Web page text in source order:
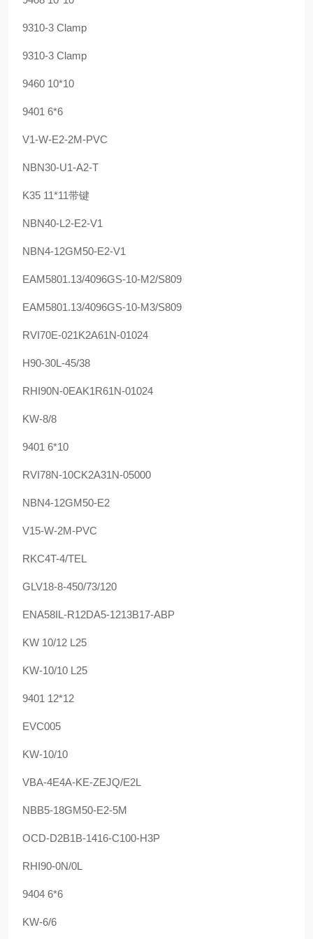
9310-3 Clamp
9310-3 Clamp
9460 10*10
9401 6*6
V1-W-E2-2M-PVC
NBN30-U1-A2-T
K35 11*11带键
NBN40-L2-E2-V1
NBN4-12GM50-E2-V1
EAM5801.13/4096GS-10-M2/S809
EAM5801.13/4096GS-10-M3/S809
RVI70E-021K2A61N-01024
H90-30L-45/38
RHI90N-0EAK1R61N-01024
KW-8/8
9401 6*10
RVI78N-10CK2A31N-05000
NBN4-12GM50-E2
V15-W-2M-PVC
RKC4T-4/TEL
GLV18-8-450/73/120
ENA58IL-R12DA5-1213B17-ABP
KW 10/12 L25
KW-10/10 L25
9401 12*12
EVC005
KW-10/10
VBA-4E4A-KE-ZEJQ/E2L
NBB5-18GM50-E2-5M
OCD-D2B1B-1416-C100-H3P
RHI90-0N/0L
9404 6*6
KW-6/6